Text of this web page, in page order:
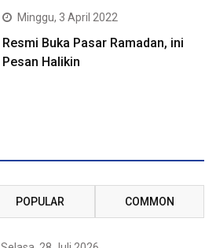
Minggu, 3 April 2022
Resmi Buka Pasar Ramadan, ini
Pesan Halikin
POPULAR COMMON